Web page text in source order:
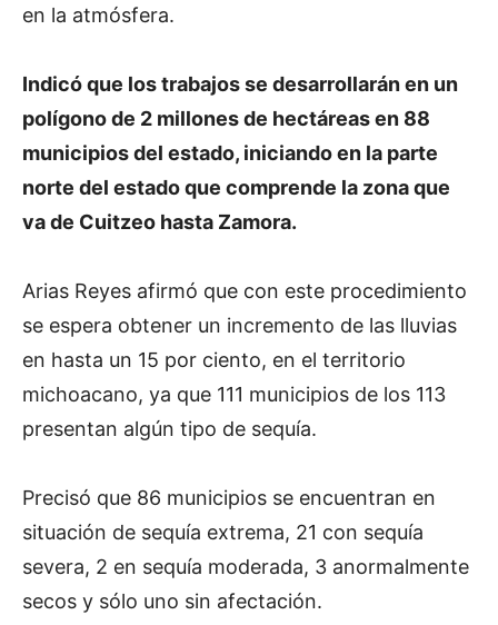
en la atmósfera.
Indicó que los trabajos se desarrollarán en un
polígono de 2 millones de hectáreas en 88
municipios del estado, iniciando en la parte
norte del estado que comprende la zona que
va de Cuitzeo hasta Zamora.
Arias Reyes afirmó que con este procedimiento
se espera obtener un incremento de las lluvias
en hasta un 15 por ciento, en el territorio
michoacano, ya que 111 municipios de los 113
presentan algún tipo de sequía.
Precisó que 86 municipios se encuentran en
situación de sequía extrema, 21 con sequía
severa, 2 en sequía moderada, 3 anormalmente
secos y sólo uno sin afectación.